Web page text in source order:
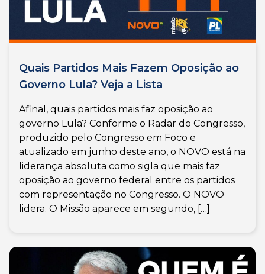
Quais Partidos Mais Fazem Oposição ao
Governo Lula? Veja a Lista
Afinal, quais partidos mais faz oposição ao
governo Lula? Conforme o Radar do Congresso,
produzido pelo Congresso em Foco e
atualizado em junho deste ano, o NOVO está na
liderança absoluta como sigla que mais faz
oposição ao governo federal entre os partidos
com representação no Congresso. O NOVO
lidera. O Missão aparece em segundo, […]